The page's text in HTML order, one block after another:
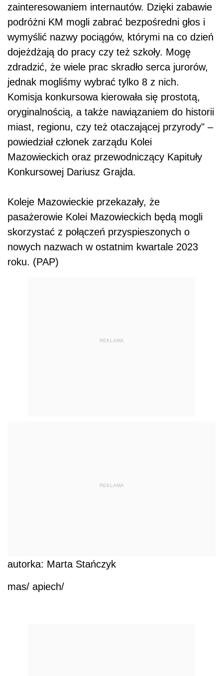
zainteresowaniem internautów. Dzięki zabawie
podróżni KM mogli zabrać bezpośredni głos i
wymyślić nazwy pociągów, którymi na co dzień
dojeżdżają do pracy czy też szkoły. Mogę
zdradzić, że wiele prac skradło serca jurorów,
jednak mogliśmy wybrać tylko 8 z nich.
Komisja konkursowa kierowała się prostotą,
oryginalnością, a także nawiązaniem do historii
miast, regionu, czy też otaczającej przyrody" –
powiedział członek zarządu Kolei
Mazowieckich oraz przewodniczący Kapituły
Konkursowej Dariusz Grajda.
Koleje Mazowieckie przekazały, że
pasażerowie Kolei Mazowieckich będą mogli
skorzystać z połączeń przyspieszonych o
nowych nazwach w ostatnim kwartale 2023
roku. (PAP)
REKLAMA
REKLAMA
autorka: Marta Stańczyk
mas/ apiech/